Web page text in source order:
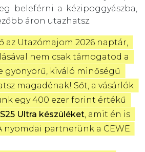
beleférni a kézipoggyászba,
áron utazhatsz.
az Utazómajom 2026 naptár,
nem csak támogatod a
gyönyörű, kiváló minőségű
magadénak! Sőt, a vásárlók
Ultra készüléket, amit én is
nyomdai partnerünk a CEWE.